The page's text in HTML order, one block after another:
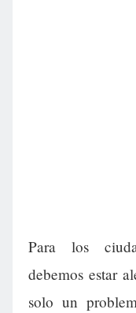
Para los
debemos estar
solo un